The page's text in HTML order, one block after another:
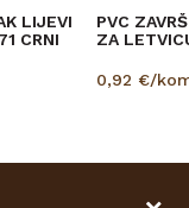
LIJEVI
CRNI
PVC
ZA
0,92 €/